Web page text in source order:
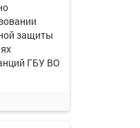
защиты
ГБУ ВО